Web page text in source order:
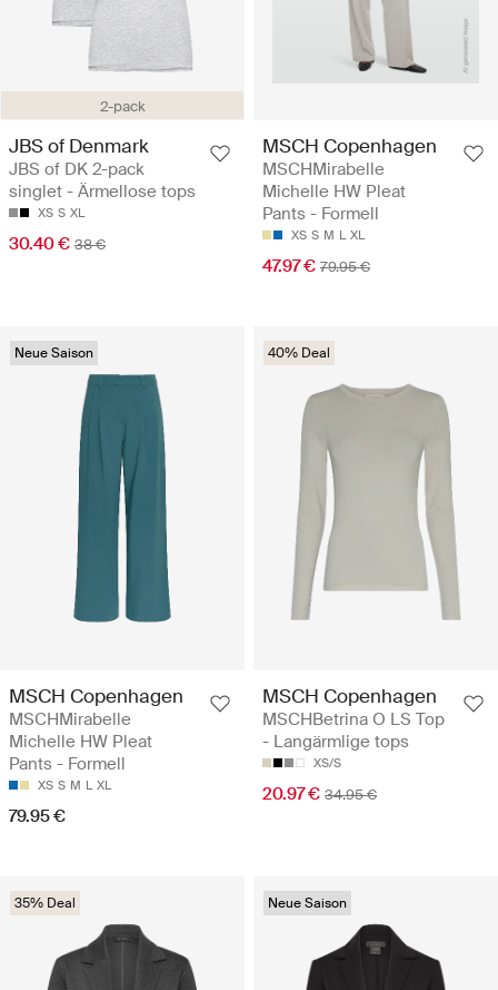
2-pack
JBS of Denmark
JBS of DK 2-pack
singlet - Ärmellose tops
XS S XL
30.40 € 38 €
MSCH Copenhagen
MSCHMirabelle
Michelle HW Pleat
Pants - Formell
XS S M L XL
47.97 € 79.95 €
Neue Saison
MSCH Copenhagen
MSCHMirabelle
Michelle HW Pleat
Pants - Formell
XS S M L XL
79.95 €
40% Deal
MSCH Copenhagen
MSCHBetrina O LS Top
- Langärmlige tops
XS/S
20.97 € 34.95 €
35% Deal Neue Saison